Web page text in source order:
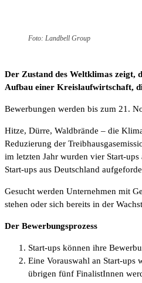
Foto: Landbell Group
Der Zustand des Weltklimas zeigt,
Aufbau einer Kreislaufwirtschaft,
Bewerbungen werden bis zum 21.
Hitze, Dürre, Waldbrände – die
Reduzierung der
im letzten Jahr wurden vier Start-
Start-ups aus Deutschland
Gesucht werden Unternehmen mit
stehen oder sich bereits in der
Der Bewerbungsprozess
Start-ups können ihre
Eine Vorauswahl an Start-ups
übrigen fünf FinalistInnen